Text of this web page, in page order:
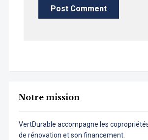
Notre mission
VertDurable accompagne les
de rénovation et son financement.